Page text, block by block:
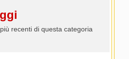
recenti di questa categoria